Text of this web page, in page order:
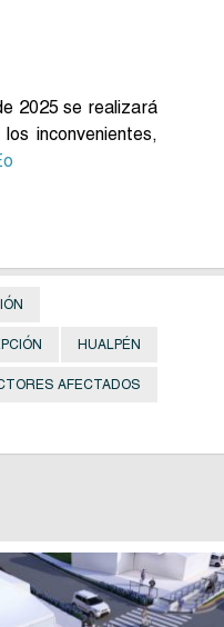
2025 se realizará
inconvenientes,
HUALPÉN
AFECTADOS